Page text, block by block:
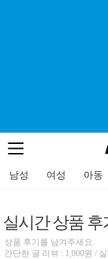
메뉴
남성 여성 아동
실시간 상품 후
상품 후기를 남겨주세요.
간단한 글 리뷰 : 1,000원 /